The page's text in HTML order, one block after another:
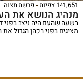
141,651 צפיות פרשת תצוה
מנהיג הנושא את
בשעה שהעם היה ניצב בפני
מציגים בפני הכהן הגדול